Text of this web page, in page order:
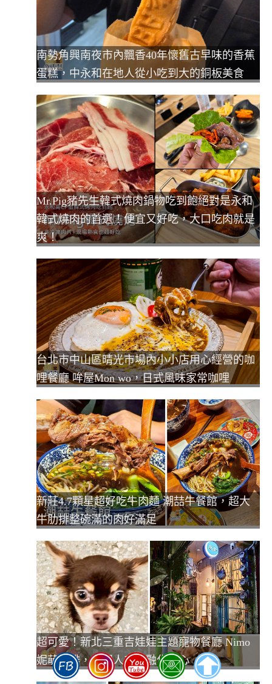
南勢角興南夜市內飄香40年懷舊古早味的香蕉
蛋糕，中永和在地人從小吃到大的銅板美食
Mr.Pig豬先生韓式燒肉鍋物吃到飽絕對是永和
韓式燒肉的首選！便宜又好吃，大口吃肉就是
爽！
台北市中山區晴光市場內小小店用心經營的咖
哩餐廳 哞屋Mon wo，日式風味家常咖哩
新莊4.7顆星超好吃牛肉麵 潮喆牛餐館，超大
牛肋排整碗滿的肉好滿足
超可愛！新北三重吉娃娃主題寵物餐廳 Nimo
妮萌咖啡，超親人毛孩融化你心